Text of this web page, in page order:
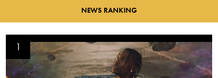
NEWS RANKING